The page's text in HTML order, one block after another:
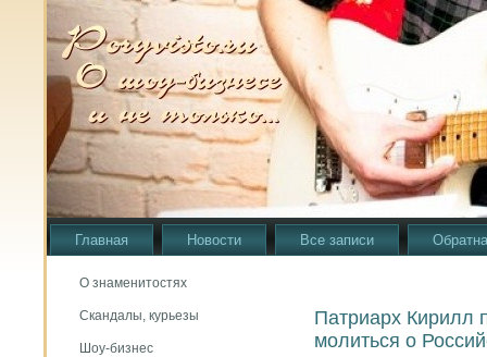
Главная Новости Все записи
О знаменитостях
Скандалы, курьезы
Шоу-бизнес
Патриарх Кирилл
молиться о